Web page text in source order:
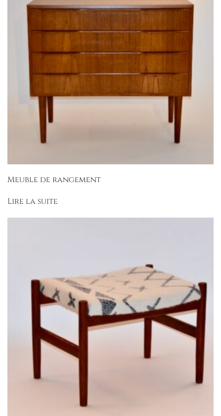
Meuble de rangement
Lire la suite